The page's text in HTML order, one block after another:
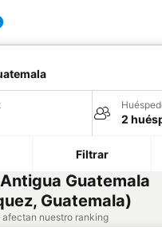
2
Filtrar
Guatemala
Guatemala)
afectan nuestro ranking